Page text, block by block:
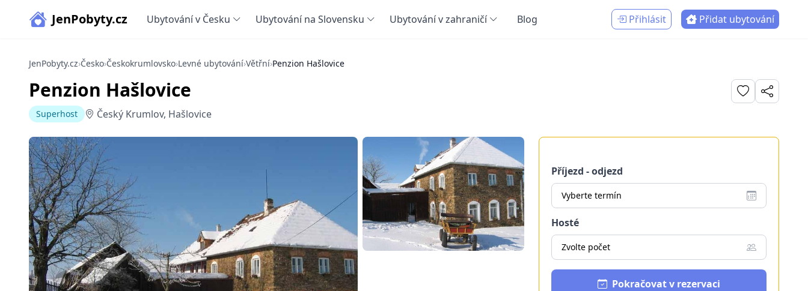
JenPobyty.cz Ubytování v Česku Ubytování na Slovensku Ubytování v zahraničí Blog Přihlásit Přidat ubytování
JenPobyty.cz›Česko›Českokrumlovsko›Levné ubytování›Větřní›Penzion Hašlovice
Penzion Hašlovice
Superhost Český Krumlov, Hašlovice
Příjezd - odjezd
Vyberte termín
Hosté
Zvolte počet
Pokračovat v rezervaci